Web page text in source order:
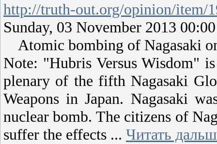
http://truth-out.org/opinion/item/
Sunday, 03 November 2013
Atomic bombing of Nagasaki
Note: "Hubris Versus Wisdom"
plenary of the fifth Nagasaki
Weapons in Japan. Nagasaki
nuclear bomb. The citizens of
suffer the effects ... Читать